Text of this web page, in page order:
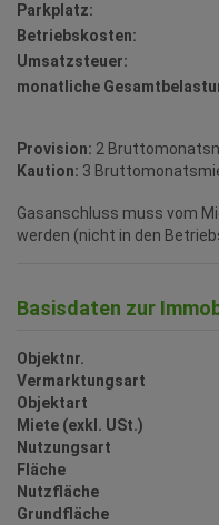
Parkplatz:
Betriebskosten:
Umsatzsteuer:
monatliche
Provision: 2
Kaution: 3
Gasanschluss muss vom
werden (nicht in den
Basisdaten zur
Objektnr.
Vermarktungsart
Objektart
Miete (exkl. USt.)
Nutzungsart
Fläche
Nutzfläche
Grundfläche